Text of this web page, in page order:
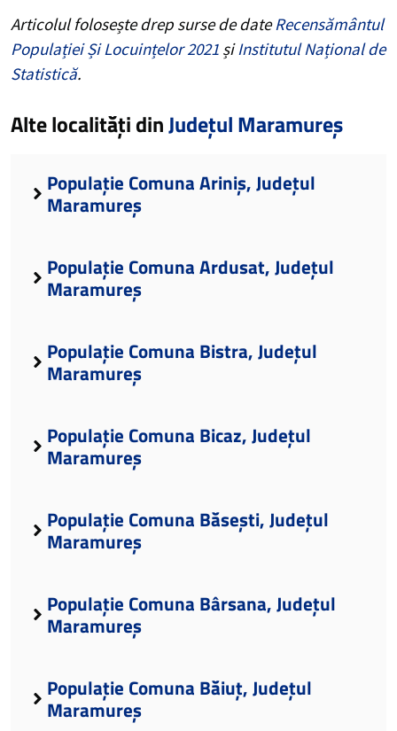
Articolul folosește drep surse de dateRecensământul
Populației Și Locuințelor 2021 șiInstitutul Național de
Statistică.
Alte localități dinJudețul Maramureș
Populație Comuna Ariniș, Județul
Maramureș
Populație Comuna Ardusat, Județul
Maramureș
Populație Comuna Bistra, Județul
Maramureș
Populație Comuna Bicaz, Județul
Maramureș
Populație Comuna Băsești, Județul
Maramureș
Populație Comuna Bârsana, Județul
Maramureș
Populație Comuna Băiuț, Județul
Maramureș